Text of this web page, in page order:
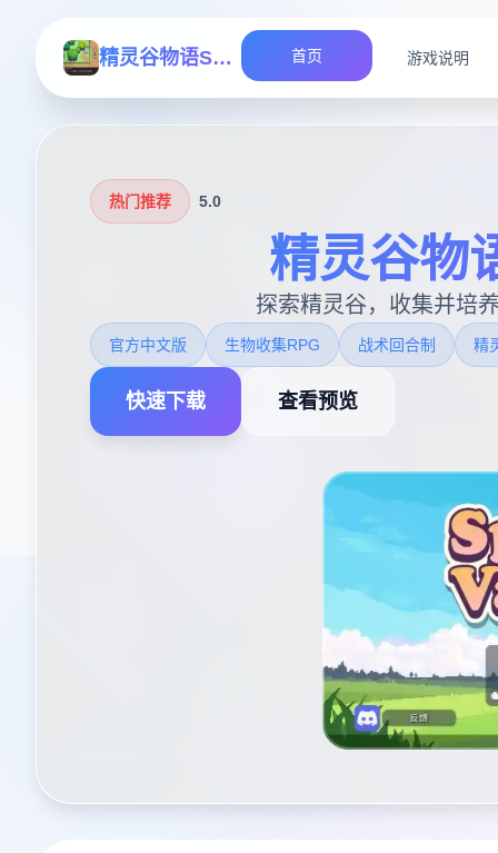
精灵谷物语SpiritValley版 首页 游戏说明
热门推荐 5.0
精灵谷物
探索精灵谷，收集并培
官方中文版 生物收集RPG 战术回合制 精
快速下载 查看预览